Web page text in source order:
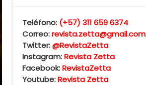
Teléfono: (+57) 311 659 6374
Correo:revista.zetta@gmail.com
Twitter:@RevistaZetta
Instagram:Revista Zetta
Facebook:RevistaZetta
Youtube:Revista Zetta